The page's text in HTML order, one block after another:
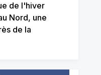
de l'hiver
Nord, une
de la